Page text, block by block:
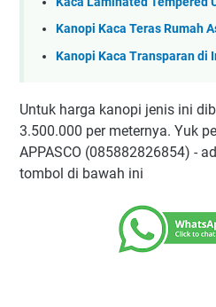
Kanopi Kaca Teras Rumah
Kanopi Kaca Transparan di
Untuk harga kanopi jenis ini
3.500.000 per meternya. Yuk
APPASCO (085882826854) -
tombol di bawah ini